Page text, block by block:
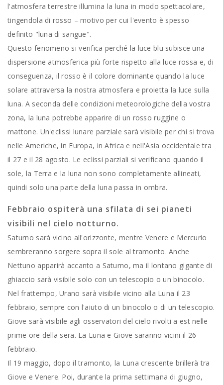
l'atmosfera terrestre illumina la luna in modo spettacolare,
tingendola di rosso – motivo per cui l'evento è spesso
definito "luna di sangue".
Questo fenomeno si verifica perché la luce blu subisce una
dispersione atmosferica più forte rispetto alla luce rossa e, di
conseguenza, il rosso è il colore dominante quando la luce
solare attraversa la nostra atmosfera e proietta la luce sulla
luna. A seconda delle condizioni meteorologiche della vostra
zona, la luna potrebbe apparire di un rosso ruggine o
mattone. Un'eclissi lunare parziale sarà visibile per chi si trova
nelle Americhe, in Europa, in Africa e nell'Asia occidentale tra
il 27 e il 28 agosto. Le eclissi parziali si verificano quando il
sole, la Terra e la luna non sono completamente allineati,
quindi solo una parte della luna passa in ombra.
Febbraio ospiterà una sfilata di sei pianeti
visibili nel cielo notturno.
Saturno sarà vicino all'orizzonte, mentre Venere e Mercurio
sembreranno sorgere sopra il sole al tramonto. Anche
Nettuno apparirà accanto a Saturno, ma il lontano gigante di
ghiaccio sarà visibile solo con un telescopio o un binocolo.
Nel frattempo, Urano sarà visibile vicino alla Luna il 23
febbraio, sempre con l'aiuto di un binocolo o di un telescopio.
Giove sarà visibile agli osservatori del cielo rivolti a est nelle
prime ore della sera. La Luna e Giove saranno vicini il 26
febbraio.
Il 19 maggio, dopo il tramonto, la Luna crescente brillerà tra
Giove e Venere. Poi, durante la prima settimana di giugno,